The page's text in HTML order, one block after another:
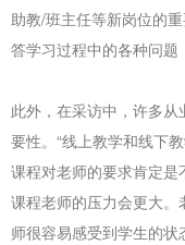
助教/班主任等新岗位的
答学习过程中的各种问题
此外，在采访中，许多
要性。“线上教学和线下
课程对老师的要求肯定是
课程老师的压力会更大
师很容易感受到学生的状